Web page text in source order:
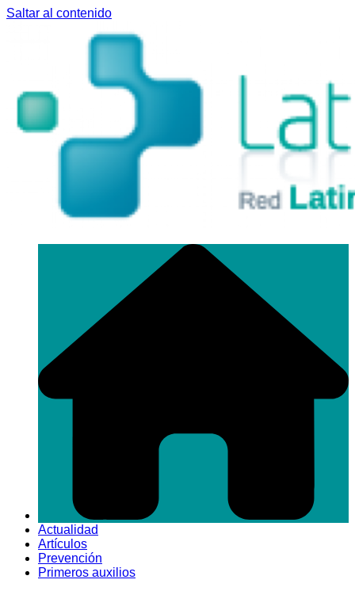
Saltar al contenido
Actualidad
Artículos
Prevención
Primeros auxilios